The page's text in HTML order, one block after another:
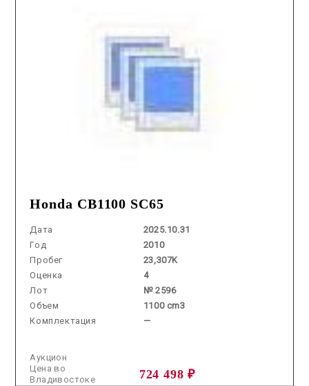
Honda CB1100 SC65
Дата
2025.10.31
Год
2010
Пробег
23,307K
Оценка
4
Лот
№ 2596
Объем
1100 cm3
Комплектация
—
Аукцион
724 498 ₽
Цена во
Владивостоке